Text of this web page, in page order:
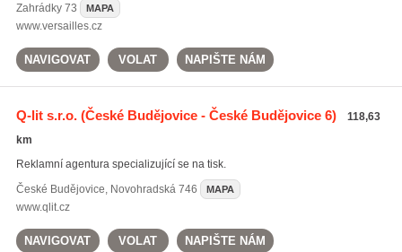
Zahrádky73 MAPA
www.versailles.cz
NAVIGOVAT VOLAT NAPIŠTE NÁM
Q-lit s.r.o.(České Budějovice - České Budějovice 6)
118,63
km
Reklamní agentura specializující se na tisk.
České Budějovice, Novohradská 746 MAPA
www.qlit.cz
NAVIGOVAT VOLAT NAPIŠTE NÁM